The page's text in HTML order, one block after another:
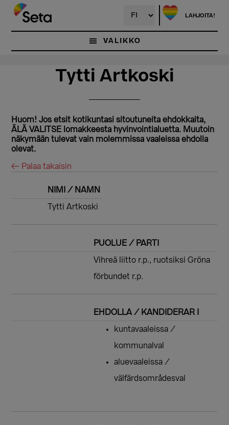
Hyppää
pääsisältöön
LAHJOITA!
VALIKKO
Tytti Artkoski
Huom! Jos etsit kotikuntasi sitoutuneita ehdokkaita,
ÄLÄ VALITSE lomakkeesta hyvinvointialuetta. Muutoin
näkymään tulevat vain molemmissa vaaleissa ehdolla
olevat.
← Palaa takaisin
NIMI / NAMN
Tytti Artkoski
PUOLUE / PARTI
Vihreä liitto r.p., ruotsiksi Gröna
förbundet r.p.
EHDOLLA / KANDIDERAR I
kuntavaaleissa /
kommunalval
aluevaaleissa /
välfärdsområdesval